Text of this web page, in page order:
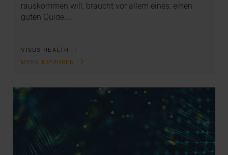
rauskommen will, braucht vor allem eines: einen
guten Guide.…
VISUS HEALTH IT
MEHR ERFAHREN